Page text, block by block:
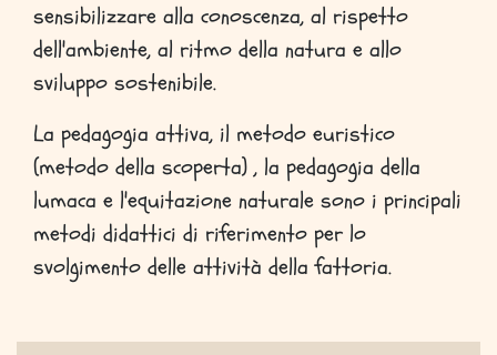
sensibilizzare alla conoscenza, al rispetto
dell'ambiente, al ritmo della natura e allo
sviluppo sostenibile.
La pedagogia attiva, il metodo euristico
(metodo della scoperta) , la pedagogia della
lumaca e l'equitazione naturale sono i principali
metodi didattici di riferimento per lo
svolgimento delle attività della fattoria.